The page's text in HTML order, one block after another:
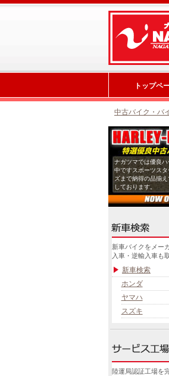
トップペ
中古バイク・バ
ナガツマでは優良
中ですスポーツス
ズまで納得の品揃
しております。
新車バイクをメー
入車・逆輸入車も
新車検索
ホンダ
ヤマハ
スズキ
陸運局認証工場を